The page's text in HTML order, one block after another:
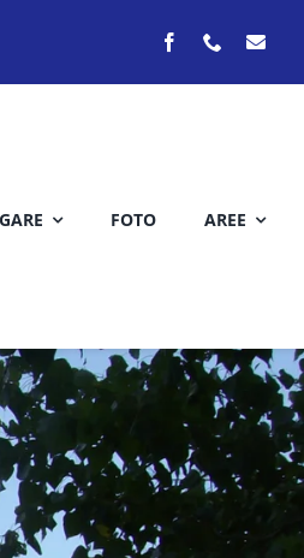
GARE FOTO AREE